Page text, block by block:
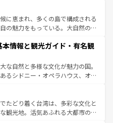
光、ショッピング、エンターテイ
的なスポットだ。一方、アメリカ
、グランドキャニオンやイエロー
は、音楽と美食が融合した独特の
メリカの各地域で異なる魅力を楽
と豊かな歴史を感じることができ
トリップや列車の旅も、アメリカ
に恵まれ、多くの島で構成される
の魅力をもっている。大自然の神
た、定番の観光地といえばオアフ
めるならマウイ島やカウアイ島が
リーンに輝く海をはじめ、豊かな
る。「アロハスピリット」と呼ば
フードやハワイアンミュージッ
など、すべてがハワイの魅力を彩
新しい発見と感動が待っているハ
情報と観光ガイド・有名観
な自然と多様な文化が魅力の国。
るシドニー・オペラハウス、オー
にそびえるウルル（エアーズロッ
い原生林やケアンズの熱帯雨林な
。また、カフェやワイン、オージ
たどり着く台湾は、多彩な文化と
観光地。活気あふれる大都市の台